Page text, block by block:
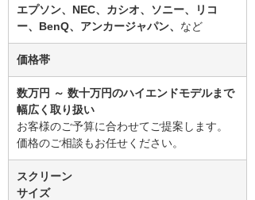
エプソン、NEC、カシオ、ソニー、リコ
ー、BenQ、アンカージャパン、 など
価格帯
数万円 ～ 数十万円のハイエンドモデルまで
幅広く取り扱い
お客様のご予算に合わせてご提案します。
価格のご相談もお任せください。
スクリーン
サイズ